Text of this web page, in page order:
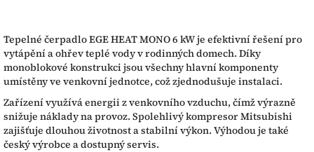
Tepelné čerpadlo EGE HEAT MONO 6 kW je efektivní řešení pro
vytápění a ohřev teplé vody v rodinných domech. Díky
monoblokové konstrukci jsou všechny hlavní komponenty
umístěny ve venkovní jednotce, což zjednodušuje instalaci.
Zařízení využívá energii z venkovního vzduchu, čímž výrazně
snižuje náklady na provoz. Spolehlivý kompresor Mitsubishi
zajišťuje dlouhou životnost a stabilní výkon. Výhodou je také
český výrobce a dostupný servis.